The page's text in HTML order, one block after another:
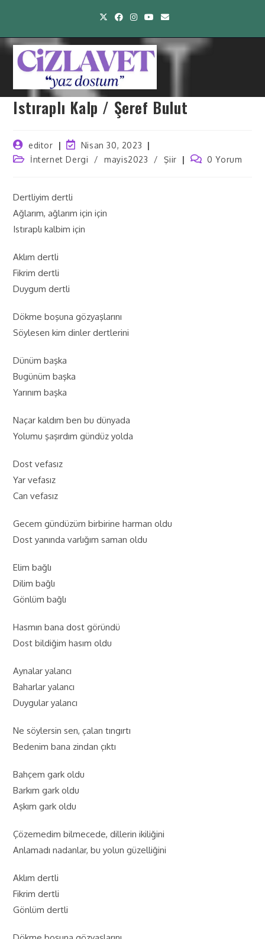
Istıraplı Kalp / Şeref Bulut
editor
Nisan 30, 2023
İnternet Dergi
/ mayis2023 / Şiir 0 Yorum
Dertliyim dertli
Ağlarım, ağlarım için için
Istıraplı kalbim için
Aklım dertli
Fikrim dertli
Duygum dertli
Dökme boşuna gözyaşlarını
Söylesen kim dinler dertlerini
Dünüm başka
Bugünüm başka
Yarınım başka
Naçar kaldım ben bu dünyada
Yolumu şaşırdım gündüz yolda
Dost vefasız
Yar vefasız
Can vefasız
Gecem gündüzüm birbirine harman oldu
Dost yanında varlığım saman oldu
Elim bağlı
Dilim bağlı
Gönlüm bağlı
Hasmın bana dost göründü
Dost bildiğim hasım oldu
Aynalar yalancı
Baharlar yalancı
Duygular yalancı
Ne söylersin sen, çalan tıngırtı
Bedenim bana zindan çıktı
Bahçem gark oldu
Barkım gark oldu
Aşkım gark oldu
Çözemedim bilmecede, dillerin ikiliğini
Anlamadı nadanlar, bu yolun güzelliğini
Aklım dertli
Fikrim dertli
Gönlüm dertli